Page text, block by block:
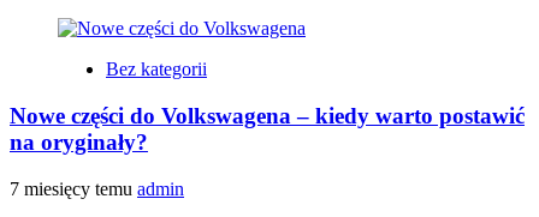
Bez kategorii
Nowe części do Volkswagena – kiedy warto postawić
na oryginały?
7 miesięcy temu admin